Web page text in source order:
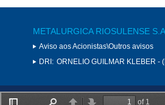
METALURGICA RIOSULENSE S.A.
Aviso aos Acionistas\Outros avisos
DRI: ORNELIO GUILMAR KLEBER -